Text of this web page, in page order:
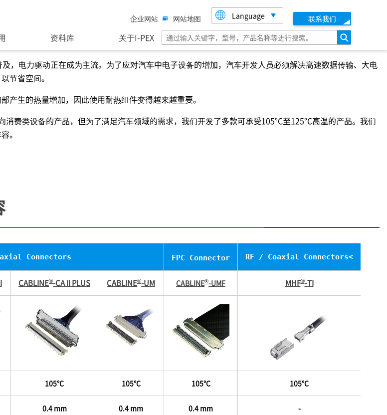
企业网站 网站地图 Language 联系我们
资料库 关于I-PEX 搜索
，电力驱动正在成为主流。为了应对汽车中电子设备的增加，汽车开发人员必须解决高速数据传输、大电
节省空间。
产生的热量增加，因此使用耐热组件变得越来越重要。
费类设备的产品，但为了满足汽车领域的需求，我们开发了多款可承受105°C至125°C高温的产品。我们
。
Connectors FPC Connector RF / Coaxial Connectors<
CABLINE®-CA II PLUS CABLINE®-UM CABLINE®-UMF MHF®-TI
105℃ 105℃ 105℃ 105℃
0.4 mm 0.4 mm 0.4 mm -